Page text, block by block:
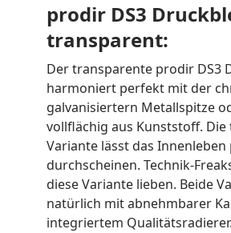
prodir DS3
transparent:
Der transparente prodir DS3
harmoniert perfekt mit der
galvanisiertern Metallspitze
vollflächig aus Kunststoff.
Variante lässt das
durchscheinen. Technik-
diese Variante lieben. Beide
natürlich mit abnehmbarer
integriertem Qualitätsradierer.